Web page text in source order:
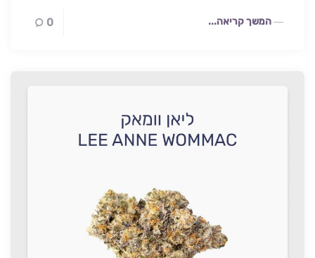
המשך קריאה... 0